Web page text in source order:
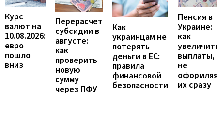
Курс
валют на
10.08.2026:
евро
пошло
вниз
Перерасчет
субсидии в
августе:
как
проверить
новую
сумму
через ПФУ
Как
украинцам не
потерять
деньги в ЕС:
правила
финансовой
безопасности
Пенсия в
Украине:
как
выплаты,
не
их сразу